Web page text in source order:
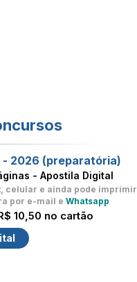
- 2026 (preparatória)
- Apostila Digital
celular e ainda pode imprimir
por e-mail e Whatsapp
10,50 no cartão